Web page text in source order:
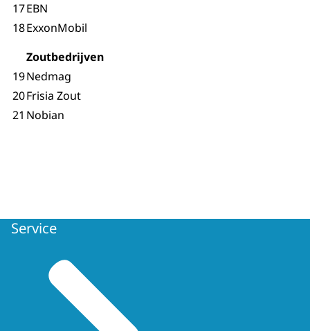
17EBN
18ExxonMobil
Zoutbedrijven
19Nedmag
20Frisia Zout
21 Nobian
Service